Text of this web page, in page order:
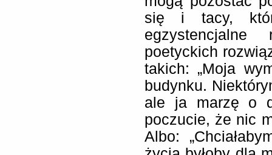
się i tacy,
poetyckich
takich: „Moja
budynku.
ale ja marzę o
poczucie, że nic
Albo: